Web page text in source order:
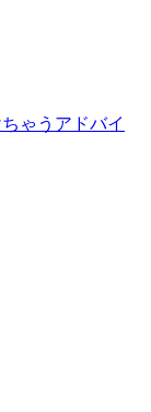
ゃうアドバイ